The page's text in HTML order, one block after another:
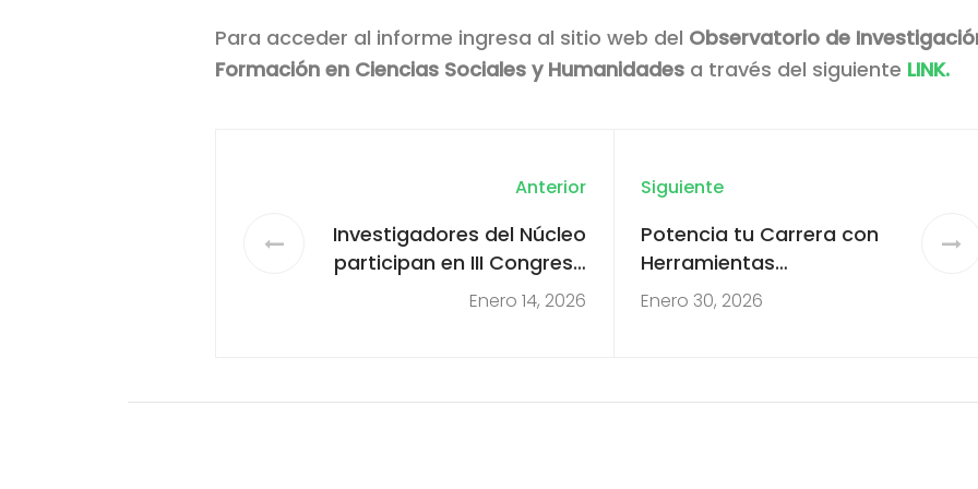
Para acceder al informe ingresa al sitio web del Observatorio de
Formación en Ciencias Sociales y Humanidades a través del siguiente LINK.
Anterior
Investigadores del Núcleo
participan en III Congreso
de Inter y Transdisciplina
Enero 14, 2026
Siguiente
Potencia tu Carrera con
Herramientas
Metodológicas
Enero 30, 2026